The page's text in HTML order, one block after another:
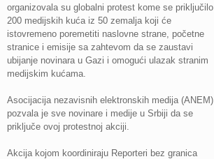
organizovala su globalni protest kome se priključilo
200 medijskih kuća iz 50 zemalja koji će
istovremeno poremetiti naslovne strane, početne
stranice i emisije sa zahtevom da se zaustavi
ubijanje novinara u Gazi i omogući ulazak stranim
medijskim kućama.
Asocijacija nezavisnih elektronskih medija (ANEM)
pozvala je sve novinare i medije u Srbiji da se
priključe ovoj protestnoj akciji.
Akcija kojom koordiniraju Reporteri bez granica